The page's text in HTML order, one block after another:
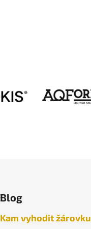
Blog
Kam vyhodit žárovku